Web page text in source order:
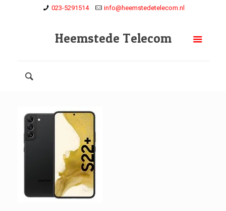
023-5291514 info@heemstedetelecom.nl
Heemstede Telecom